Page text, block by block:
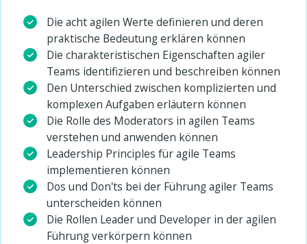
Die acht agilen Werte definieren und deren
praktische Bedeutung erklären können
Die charakteristischen Eigenschaften agiler
Teams identifizieren und beschreiben können
Den Unterschied zwischen komplizierten und
komplexen Aufgaben erläutern können
Die Rolle des Moderators in agilen Teams
verstehen und anwenden können
Leadership Principles für agile Teams
implementieren können
Dos und Don'ts bei der Führung agiler Teams
unterscheiden können
Die Rollen Leader und Developer in der agilen
Führung verkörpern können